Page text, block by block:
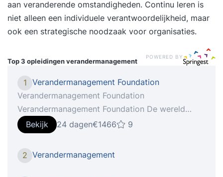
aan veranderende omstandigheden. Continu leren is
niet alleen een individuele verantwoordelijkheid, maar
ook een strategische noodzaak voor organisaties.
Top 3 opleidingenverandermanagement
POWERED BY
1 Verandermanagement Foundation
Verandermanagement Foundation
Verandermanagement Foundation De wereld
verandert voortdurend. Organisaties moeten
steeds sneller op deze veranderingen kunnen
projectmanagement, maar vraagt ook aandacht
Bekijk 24 dagen€1466 9
2 Verandermanagement